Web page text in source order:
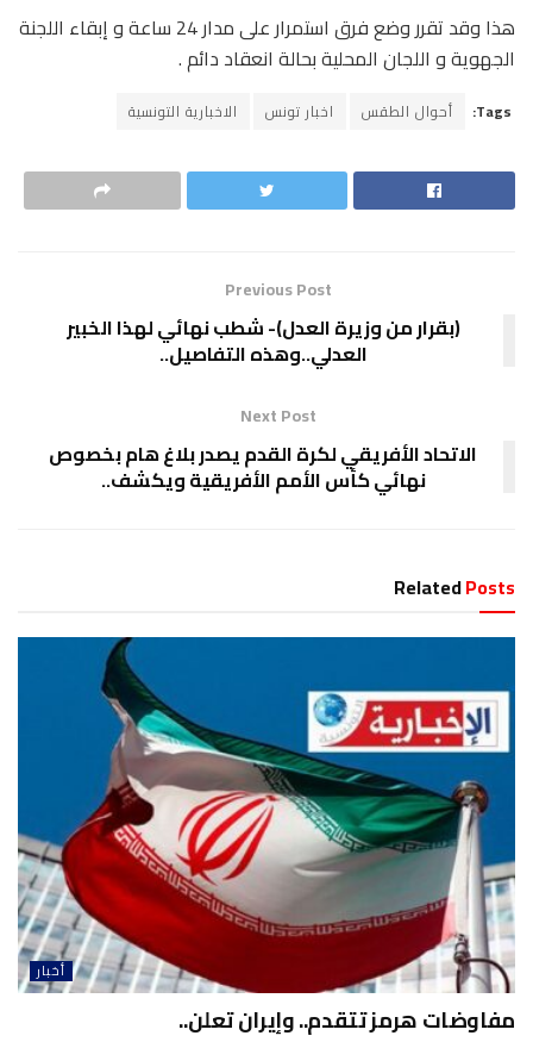
هذا وقد تقرر وضع فرق استمرار على مدار 24 ساعة و إبقاء اللجنة
الجهوية و اللجان المحلية بحالة انعقاد دائم .
Tags: أحوال الطقس اخبار تونس الاخبارية التونسية
Previous Post
(بقرار من وزيرة العدل)- شطب نهائي لهذا الخبير
العدلي..وهذه التفاصيل..
Next Post
الاتحاد الأفريقي لكرة القدم يصدر بلاغ هام بخصوص
نهائي كأس الأمم الأفريقية ويكشف..
RelatedPosts
أخبار
مفاوضات هرمز تتقدم.. وإيران تعلن..